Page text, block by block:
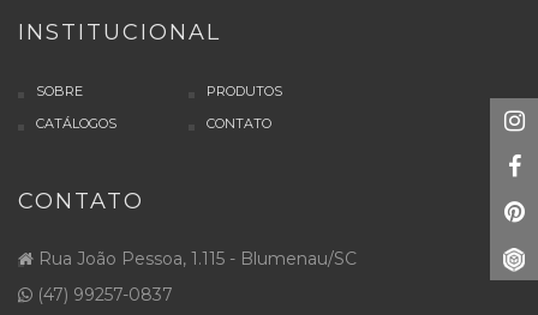
INSTITUCIONAL
SOBRE
PRODUTOS
CATÁLOGOS
CONTATO
CONTATO
Rua João Pessoa, 1.115 - Blumenau/SC
(47) 99257-0837